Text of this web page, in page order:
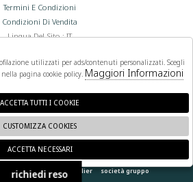
Termini E Condizioni
Condizioni Di Vendita
Lingua Del Sito : IT
FOLLOW US
powered by atelier società gruppo
richiedi reso
utilizzati per ads/contenuti personalizzati. Scegli
pagina cookie policy. Maggiori Informazioni
ACCETTA TUTTI I COOKIE
CUSTOMIZZA COOKIES
ACCETTA NECESSARI